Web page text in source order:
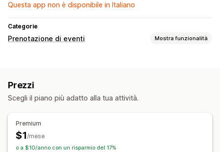
Questa app non è disponibile in Italiano
Categorie
Prenotazione di eventi Mostra funzionalità
Eventi personalizzati
Check-in agli eventi
In più sedi
Prezzi
Scegli il piano più adatto alla tua attività.
Premium
$1/mese
o a $10/anno con un risparmio del 17%